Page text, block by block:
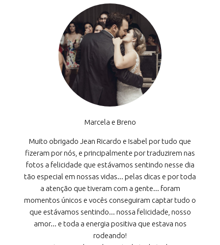
Marcela e Breno
Muito obrigado Jean Ricardo e Isabel por tudo que
fizeram por nós, e principalmente por traduzirem nas
fotos a felicidade que estávamos sentindo nesse dia
tão especial em nossas vidas... pelas dicas e por toda
a atenção que tiveram com a gente... foram
momentos únicos e vocês conseguiram captar tudo o
que estávamos sentindo... nossa felicidade, nosso
amor... e toda a energia positiva que estava nos
rodeando!